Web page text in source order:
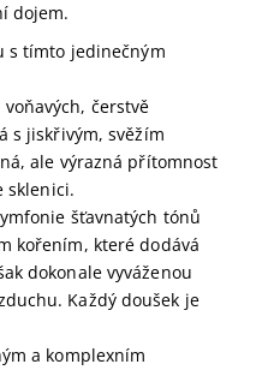
dojem.
s tímto jedinečným
čerstvě
s jiskřivým, svěžím
ale výrazná přítomnost
sklenici.
šťavnatých tónů
kořením, které dodává
dokonale vyváženou
Každý doušek je
a komplexním